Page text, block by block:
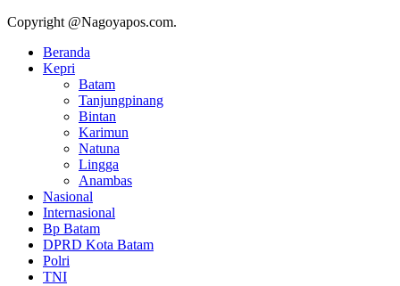
Copyright @Nagoyapos.com.
Beranda
Kepri
Batam
Tanjungpinang
Bintan
Karimun
Natuna
Lingga
Anambas
Nasional
Internasional
Bp Batam
DPRD Kota Batam
Polri
TNI